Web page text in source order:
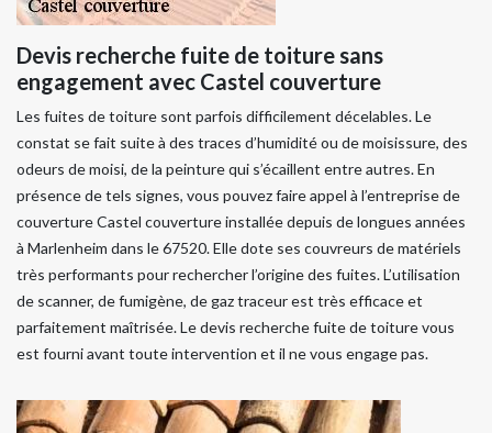
Devis recherche fuite de toiture sans
engagement avec Castel couverture
Les fuites de toiture sont parfois difficilement décelables. Le
constat se fait suite à des traces d’humidité ou de moisissure, des
odeurs de moisi, de la peinture qui s’écaillent entre autres. En
présence de tels signes, vous pouvez faire appel à l’entreprise de
couverture Castel couverture installée depuis de longues années
à Marlenheim dans le 67520. Elle dote ses couvreurs de matériels
très performants pour rechercher l’origine des fuites. L’utilisation
de scanner, de fumigène, de gaz traceur est très efficace et
parfaitement maîtrisée. Le devis recherche fuite de toiture vous
est fourni avant toute intervention et il ne vous engage pas.